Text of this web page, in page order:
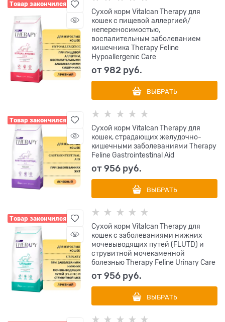
Товар закончился
Сухой корм Vitalcan Therapy для
кошек с пищевой аллергией/
непереносимостью,
воспалительным заболеванием
кишечника Therapy Feline
Hypoallergenic Care
от982 руб.
ВЫБРАТЬ
Товар закончился
Сухой корм Vitalcan Therapy для
кошек, страдающих желудочно-
кишечными заболеваниями Therapy
Feline Gastrointestinal Aid
от956 руб.
ВЫБРАТЬ
Товар закончился
Сухой корм Vitalcan Therapy для
кошек с заболеваниями нижних
мочевыводящих путей (FLUTD) и
струвитной мочекаменной
болезнью Therapy Feline Urinary Care
от956 руб.
ВЫБРАТЬ